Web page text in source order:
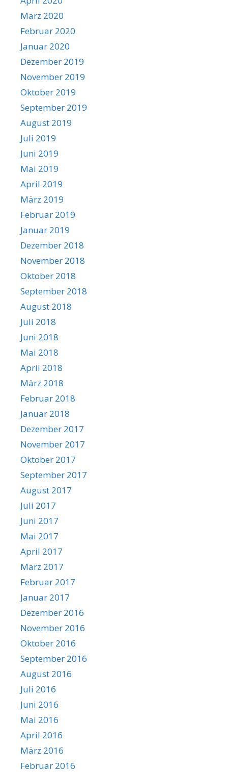
März 2020
Februar 2020
Januar 2020
Dezember 2019
November 2019
Oktober 2019
September 2019
August 2019
Juli 2019
Juni 2019
Mai 2019
April 2019
März 2019
Februar 2019
Januar 2019
Dezember 2018
November 2018
Oktober 2018
September 2018
August 2018
Juli 2018
Juni 2018
Mai 2018
April 2018
März 2018
Februar 2018
Januar 2018
Dezember 2017
November 2017
Oktober 2017
September 2017
August 2017
Juli 2017
Juni 2017
Mai 2017
April 2017
März 2017
Februar 2017
Januar 2017
Dezember 2016
November 2016
Oktober 2016
September 2016
August 2016
Juli 2016
Juni 2016
Mai 2016
April 2016
März 2016
Februar 2016